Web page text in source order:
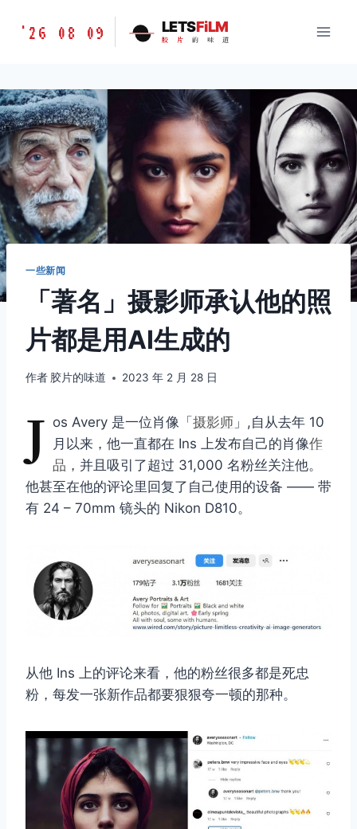
胶
味
道
LETSFILM
'26 08 09 LETSFiLM
胶 片 的 味 道
一些新闻
「著名」摄影师承认他的照
片都是用AI生成的
作者 胶片的味道 2023 年 2 月 28 日
J os Avery 是一位肖像「 摄影师 」,自从去年 10
月以来，他一直都在 Ins 上发布自己的肖像作
品 ，并且吸引了超过 31,000 名粉丝关注他。
他甚至在他的评论里回复了自己使用的设备 —— 带
有 24 – 70mm 镜头的 Nikon D810。
从他 Ins 上的评论来看，他的粉丝很多都是死忠
粉，每发一张新作品都要狠狠夸一顿的那种。